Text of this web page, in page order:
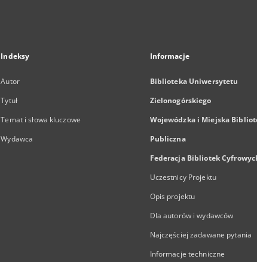
Indeksy
Autor
Tytuł
Temat i słowa kluczowe
Wydawca
Informacje
Biblioteka Uniwersytetu
Zielonogórskiego
Wojewódzka i Miejska
Publiczna
Federacja Bibliotek
Uczestnicy Projektu
Opis projektu
Dla autorów i wydawców
Najczęściej zadawane pytania
Informacje techniczne